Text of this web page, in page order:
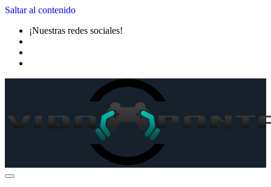
Saltar al contenido
¡Nuestras redes sociales!